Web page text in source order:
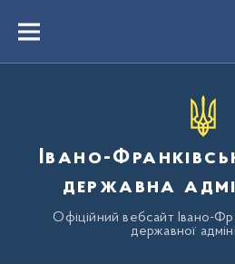
вмістуMenu
Івано-
державна
Офіційний вебсайт Івано-
державної